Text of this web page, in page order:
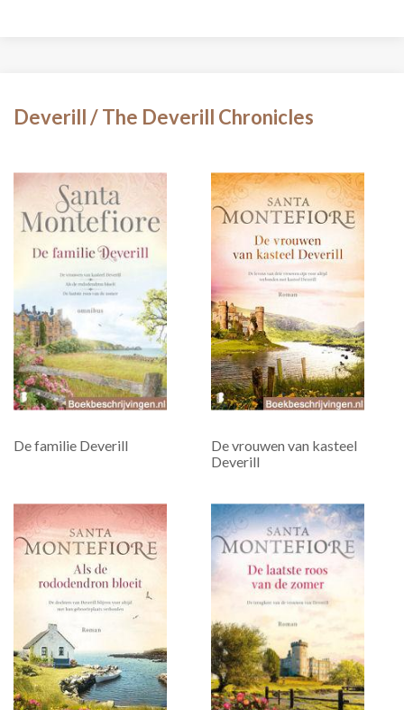
Deverill / The Deverill Chronicles
De familie Deverill
De vrouwen van kasteel
Deverill